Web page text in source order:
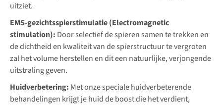
uitziet.
EMS-gezichtsspierstimulatie (Electromagnetic
stimulation): Door selectief de spieren samen te trekken en
de dichtheid en kwaliteit van de spierstructuur te vergroten
zal het volume herstellen en dit een natuurlijke, verjongende
uitstraling geven.
Huidverbetering: Met onze speciale huidverbeterende
behandelingen krijgt je huid de boost die het verdient,